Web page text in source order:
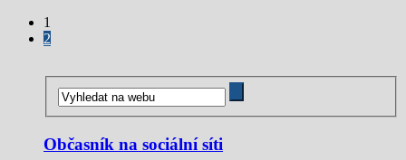
1
2
Občasník na sociální síti